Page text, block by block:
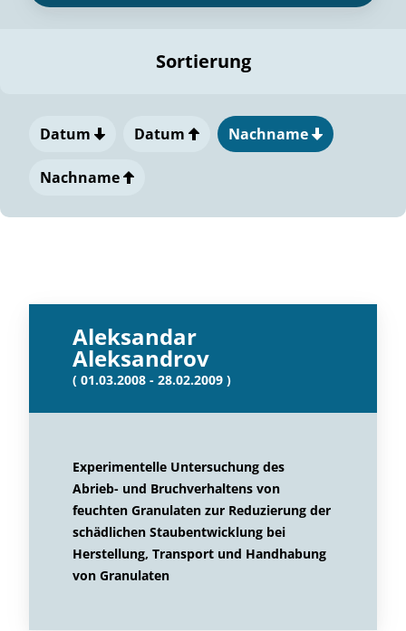
Sortierung
Datum Datum Nachname
Nachname
Aleksandar
Aleksandrov
( 01.03.2008 - 28.02.2009 )
Experimentelle Untersuchung des
Abrieb- und Bruchverhaltens von
feuchten Granulaten zur Reduzierung der
schädlichen Staubentwicklung bei
Herstellung, Transport und Handhabung
von Granulaten